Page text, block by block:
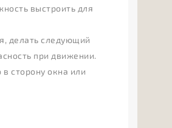
выстроить для
делать следующий
при движении.
сторону окна или